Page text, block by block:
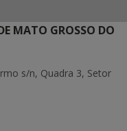
MATO GROSSO DO
s/n, Quadra 3, Setor